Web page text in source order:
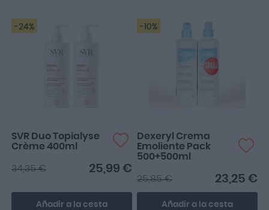
-24%
SVR Duo Topialyse
Crème 400ml
25,99 €
34,35 €
Añadir a la cesta
-10%
Super hidratante
Dexeryl Crema
Emoliente Pack
500+500ml
23,25 €
25,85 €
Añadir a la cesta